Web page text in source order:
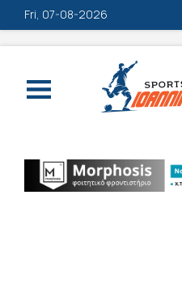
Fri, 07-08-2026